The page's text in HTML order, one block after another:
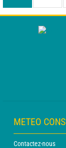
METEO
Contactez-nous